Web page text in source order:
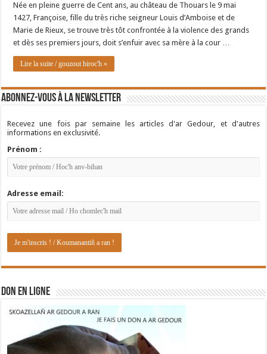
Née en pleine guerre de Cent ans, au château de Thouars le 9 mai
1427, Françoise, fille du très riche seigneur Louis d’Amboise et de
Marie de Rieux, se trouve très tôt confrontée à la violence des grands
et dès ses premiers jours, doit s’enfuir avec sa mère à la cour …
Lire la suite / gouzout hiroc'h »
Abonnez-vous à la newsletter
Recevez une fois par semaine les articles d'ar Gedour, et d'autres
informations en exclusivité.
Prénom :
Adresse email:
DON EN LIGNE